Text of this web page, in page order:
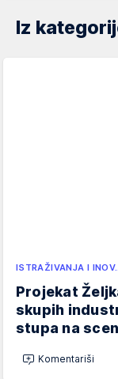
Iz
ISTRAŽIVANJA I
Projekat
skupih
stupa na
Komentariši